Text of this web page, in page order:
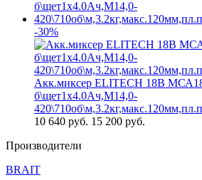
-30%
Акк.миксер ELITECH 18В
б\щет1х4.0Ач,М14,0-
10 640 руб. 15 200 руб.
Производители
BRAIT